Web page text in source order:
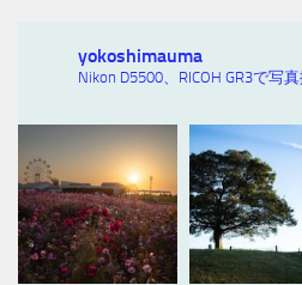
yokoshimauma
Nikon D5500、RICOH GR3で写